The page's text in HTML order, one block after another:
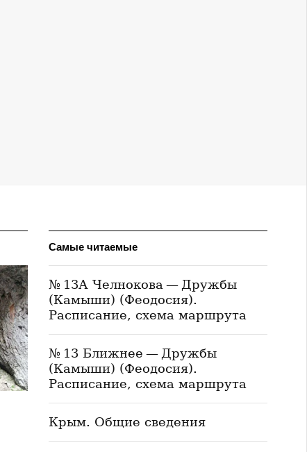
Самые читаемые
№ 13А Челнокова — Дружбы
(Камыши) (Феодосия).
Расписание, схема маршрута
№ 13 Ближнее — Дружбы
(Камыши) (Феодосия).
Расписание, схема маршрута
Крым. Общие сведения